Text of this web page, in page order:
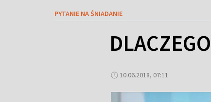
PYTANIE NA ŚNIADANIE
10.06.2018, 07:11